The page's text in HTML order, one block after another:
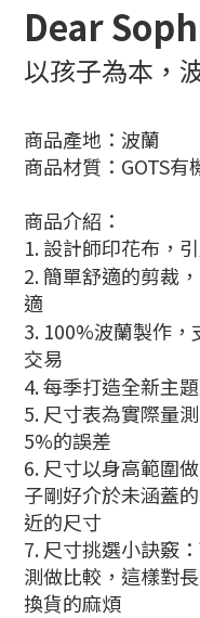
Dear
以孩子為本，
商品產地：波蘭
商品材質：GOTS
商品介紹：
1.設計師印花布，
2.簡單舒適的剪裁，
適
3. 100%波蘭製作，
交易
4.每季打造全新主
5. 尺寸表為實際量
5%的誤差
6. 尺寸以身高範圍
子剛好介於未涵蓋
近的尺寸
7. 尺寸挑選小訣竅
測做比較，這樣對
換貨的麻煩